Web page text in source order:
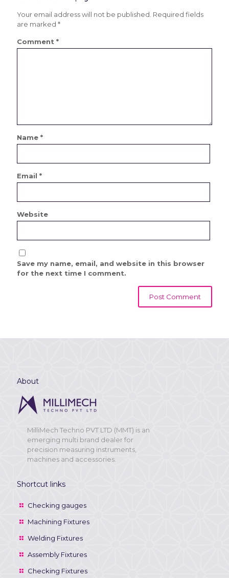
Your email address will not be published. Required fields
are marked *
Comment *
Name *
Email *
Website
Save my name, email, and website in this browser
for the next time I comment.
About
MilliMech Techno PVT LTD (MMT) is an
emerging multi brand dealer for
precision measuring instruments,
machines and accessories.
Shortcut links
Checking gauges
Machining Fixtures
Welding Fixtures
Assembly Fixtures
Checking Fixtures